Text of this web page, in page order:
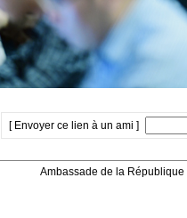
[ Envoyer ce lien à un ami ]
Ambassade de la